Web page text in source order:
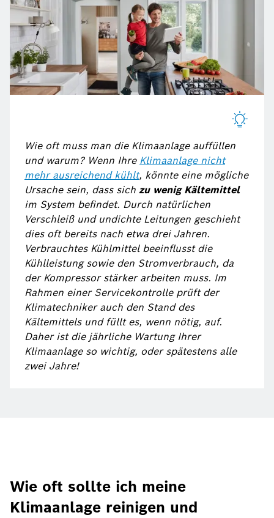
Wie oft muss man die Klimaanlage auffüllen
und warum? Wenn Ihre Klimaanlage nicht
mehr ausreichend kühlt, könnte eine mögliche
Ursache sein, dass sich zu wenig Kältemittel
im System befindet. Durch natürlichen
Verschleiß und undichte Leitungen geschieht
dies oft bereits nach etwa drei Jahren.
Verbrauchtes Kühlmittel beeinflusst die
Kühlleistung sowie den Stromverbrauch, da
der Kompressor stärker arbeiten muss. Im
Rahmen einer Servicekontrolle prüft der
Klimatechniker auch den Stand des
Kältemittels und füllt es, wenn nötig, auf.
Daher ist die jährliche Wartung Ihrer
Klimaanlage so wichtig, oder spätestens alle
zwei Jahre!
Wie oft sollte ich meine
Klimaanlage reinigen und